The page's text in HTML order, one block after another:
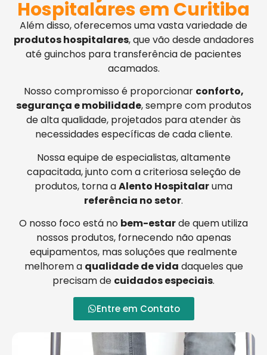
Hospitalares em Curitiba
Além disso, oferecemos uma vasta variedade de
produtos hospitalares, que vão desde andadores
até guinchos para transferência de pacientes
acamados.
Nosso compromisso é proporcionar conforto,
segurança e mobilidade, sempre com produtos
de alta qualidade, projetados para atender às
necessidades específicas de cada cliente.
Nossa equipe de especialistas, altamente
capacitada, junto com a criteriosa seleção de
produtos, torna aAlento Hospitalaruma
referência no setor.
O nosso foco está no bem-estarde quem utiliza
nossos produtos, fornecendo não apenas
equipamentos, mas soluções que realmente
melhorem a qualidade de vida daqueles que
precisam de cuidados especiais.
Entre em Contato